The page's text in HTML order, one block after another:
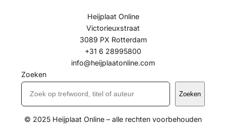
Heijplaat Online
Victorieuxstraat
3089 PX Rotterdam
+31 6 28995800
info@heijplaatonline.com
Zoeken
Zoeken
© 2025 Heijplaat Online – alle rechten voorbehouden